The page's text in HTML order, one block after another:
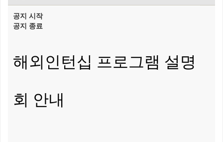
t
공지 시작
공지 종료
해외인턴십 프로그램 설명
회 안내